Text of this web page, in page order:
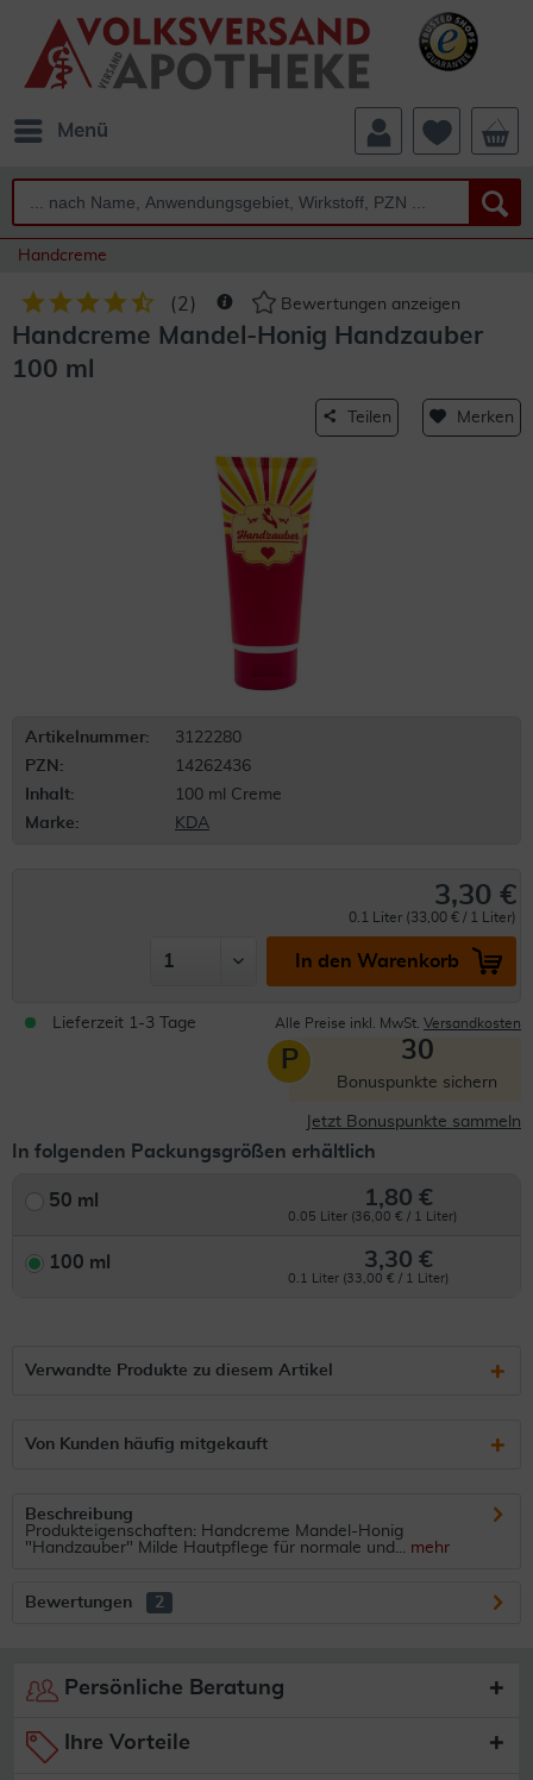
Menü
Handcreme
(2 ) Bewertungen anzeigen
Handcreme Mandel-Honig Handzauber
100 ml
Teilen Merken
Artikelnummer:
3122280
PZN:
14262436
Inhalt:
100 ml Creme
Marke:
KDA
3,30 €
0.1 Liter (33,00 € / 1 Liter)
In den Warenkorb
Lieferzeit 1-3 Tage Alle Preise inkl. MwSt. Versandkosten
P 30
Bonuspunkte sichern
Jetzt Bonuspunkte sammeln
In folgenden Packungsgrößen erhältlich
50 ml 1,80 €
0.05 Liter (36,00 € / 1 Liter)
100 ml 3,30 €
0.1 Liter (33,00 € / 1 Liter)
Verwandte Produkte zu diesem Artikel
Von Kunden häufig mitgekauft
Beschreibung
Produkteigenschaften: Handcreme Mandel-Honig
"Handzauber" Milde Hautpflege für normale und... mehr
Bewertungen 2
Persönliche Beratung
Ihre Vorteile